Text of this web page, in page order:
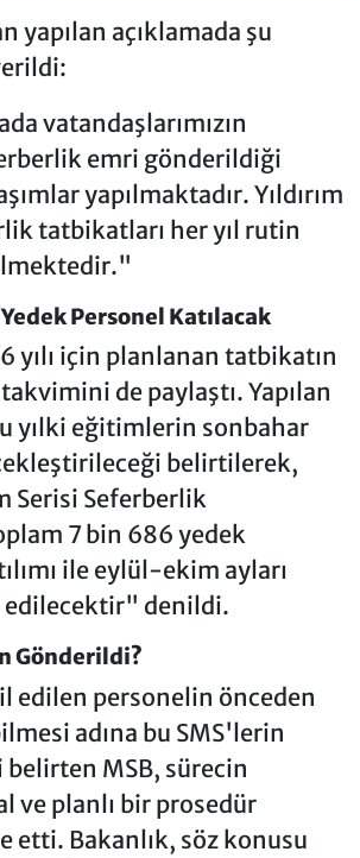
yapılan açıklamada şu
vatandaşlarımızın
emri gönderildiği
yapılmaktadır. Yıldırım
tatbikatları her yıl rutin
Personel Katılacak
yılı için planlanan tatbikatın
de paylaştı. Yapılan
yılki eğitimlerin sonbahar
belirtilerek,
Serisi Seferberlik
7 bin 686 yedek
ile eylül-ekim ayları
edilecektir" denildi.
Gönderildi?
edilen personelin önceden
adına bu SMS'lerin
MSB, sürecin
ve planlı bir prosedür
etti. Bakanlık, söz konusu